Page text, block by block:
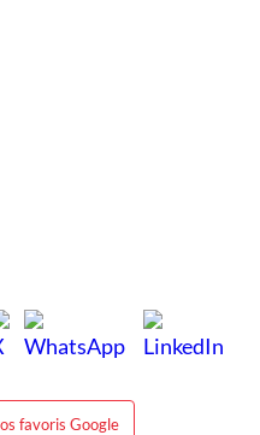
favoris Google